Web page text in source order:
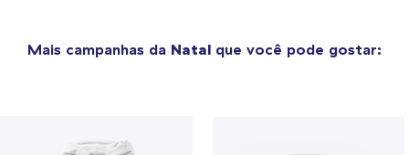
Mais campanhas da Natal que você pode gostar: